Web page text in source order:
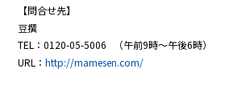
【問合せ先】
豆撰
TEL：0120-05-5006 （午前9時～午後6時）
URL： http://mamesen.com/